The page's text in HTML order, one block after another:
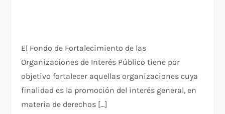
El Fondo de Fortalecimiento de las
Organizaciones de Interés Público tiene por
objetivo fortalecer aquellas organizaciones cuya
finalidad es la promoción del interés general, en
materia de derechos […]